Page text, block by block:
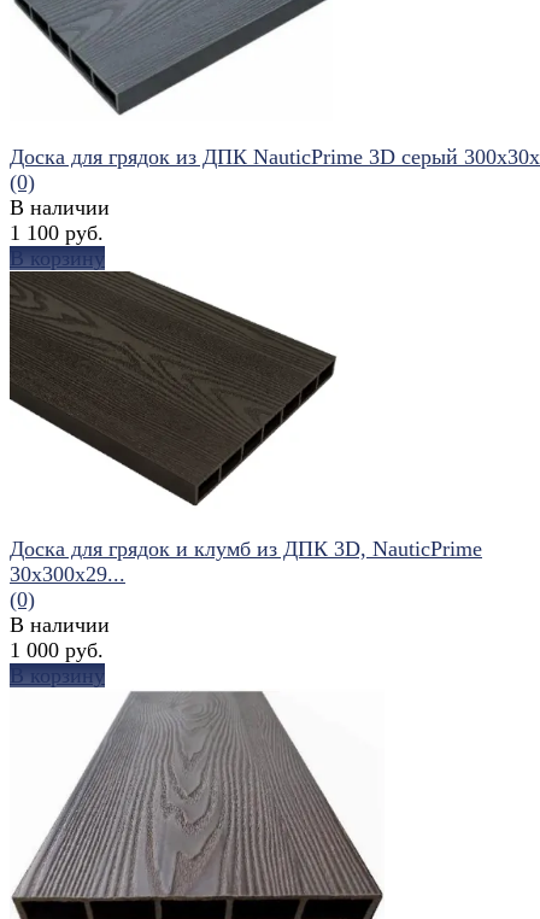
избранное сравнить
Доска для грядок из ДПК NauticPrime 3D серый
(0)
В наличии
1 100 руб.
В корзину
избранное сравнить
Доска для грядок и клумб из ДПК 3D, NauticPrime
30х300х29...
(0)
В наличии
1 000 руб.
В корзину